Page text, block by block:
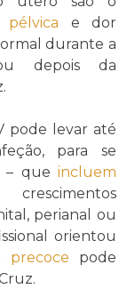
pélvica e dor
durante a
depois da
pode levar até
para se
– que incluem
perianal ou
orientou
precoce pode